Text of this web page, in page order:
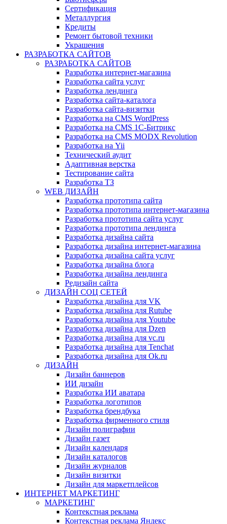
Сертификация
Металлургия
Кредиты
Ремонт бытовой техники
Украшения
РАЗРАБОТКА САЙТОВ
РАЗРАБОТКА САЙТОВ
Разработка интернет-магазина
Разработка сайта услуг
Разработка лендинга
Разработка сайта-каталога
Разработка сайта-визитки
Разработка на CMS WordPress
Разработка на CMS 1С-Битрикс
Разработка на CMS MODX Revolution
Разработка на Yii
Технический аудит
Адаптивная верстка
Тестирование сайта
Разработка ТЗ
WEB ДИЗАЙН
Разработка прототипа сайта
Разработка прототипа интернет-магазина
Разработка прототипа сайта услуг
Разработка прототипа лендинга
Разработка дизайна сайта
Разработка дизайна интернет-магазина
Разработка дизайна сайта услуг
Разработка дизайна блога
Разработка дизайна лендинга
Редизайн сайта
ДИЗАЙН СОЦ СЕТЕЙ
Разработка дизайна для VK
Разработка дизайна для Rutube
Разработка дизайна для Youtube
Разработка дизайна для Dzen
Разработка дизайна для vc.ru
Разработка дизайна для Tenchat
Разработка дизайна для Ok.ru
ДИЗАЙН
Дизайн баннеров
ИИ дизайн
Разработка ИИ аватара
Разработка логотипов
Разработка брендбука
Разработка фирменного стиля
Дизайн полиграфии
Дизайн газет
Дизайн календаря
Дизайн каталогов
Дизайн журналов
Дизайн визитки
Дизайн для маркетплейсов
ИНТЕРНЕТ МАРКЕТИНГ
МАРКЕТИНГ
Контекстная реклама
Контекстная реклама Яндекс